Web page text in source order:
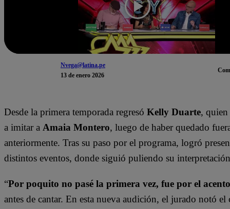
Nvega@latina.pe
13 de enero 2026
Desde la primera temporada regresó Kelly Duarte,
a imitar a Amaia Montero, luego de haber quedado
anteriormente. Tras su paso por el programa, logró
distintos eventos, donde siguió puliendo su
“Por poquito no pasé la primera vez, fue por el acento
antes de cantar. En esta nueva audición, el jurado notó el